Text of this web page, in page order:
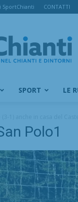
SportChianti CONTATTI
SportChianti
SPORT LE
Polo1